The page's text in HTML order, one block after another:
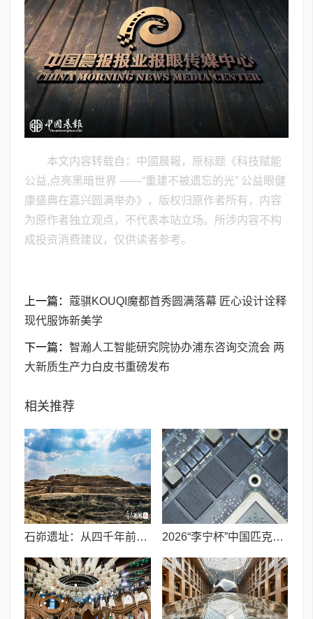
本文内容转载自：中國晨報，原标题《​科技赋能
公益,点亮黑暗世界 ——“重建不被遗忘的光” 公益眼健
康盛典在嘉兴圆满举办》，版权归原作者所有，内容
为原作者独立观点，不代表本站立场。所涉内容不构
成投资消费建议，仅供读者参考。
上一篇： 蔻骐KOUQI魔都首秀圆满落幕 匠心设计诠释
现代服饰新美学
下一篇： 智瀚人工智能研究院协办浦东咨询交流会 两
大新质生产力白皮书重磅发布
相关推荐
石峁遗址：从四千年前中国北方区域政体中心看“何以中国” 2026“李宁杯”中国匹克球巡回赛青少年赛-河南鹤壁站圆满落幕